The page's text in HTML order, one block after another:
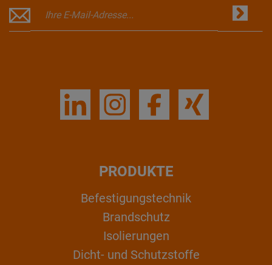
PRODUKTE
Befestigungstechnik
Brandschutz
Isolierungen
Dicht- und Schutzstoffe